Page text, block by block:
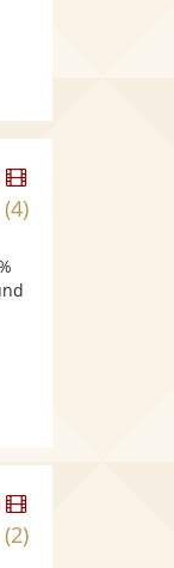
Dieser
Künstler
stellt
bereit.
Dieser
Künstler
(4)
Dieser
Künstler
stellt
Dieser
Künstler
(2)